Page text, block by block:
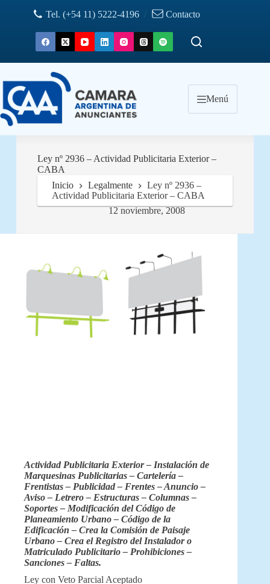
Tel. (+54 11) 5222-4196 / Contacto
Menú
Ley nº 2936 – Actividad Publicitaria Exterior –
CABA
12 noviembre, 2008
Inicio Legalmente
Ley nº 2936 –
Actividad Publicitaria Exterior – CABA
Actividad Publicitaria Exterior – Instalación de
Marquesinas Publicitarias – Cartelería –
Frentistas – Publicidad – Frentes – Anuncio –
Aviso – Letrero – Estructuras – Columnas –
Soportes – Modificación del Código de
Planeamiento Urbano – Código de la
Edificación – Crea la Comisión de Paisaje
Urbano – Crea el Registro del Instalador o
Matriculado Publicitario – Prohibiciones –
Sanciones – Faltas.
Ley con Veto Parcial Aceptado